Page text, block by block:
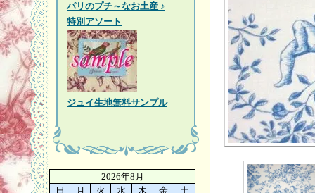
パリのプチ～なお土産 ♪
特別アソート
ジュイ生地無料サンプル
2026年8月
日
月 火 水 木 金
土